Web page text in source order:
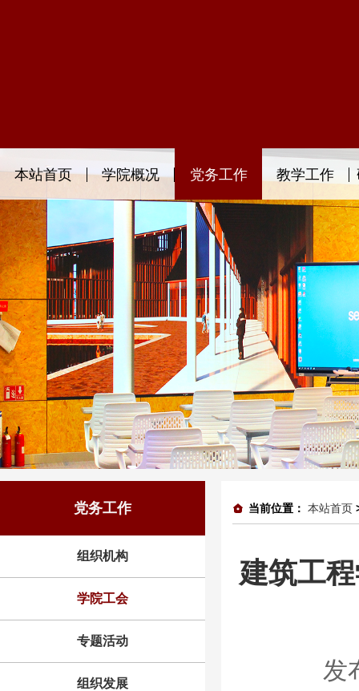
本站首页 学院概况 党务工作 教学工作
党务工作
组织机构
学院工会
专题活动
组织发展
当前位置： 本站首页
建筑工
发